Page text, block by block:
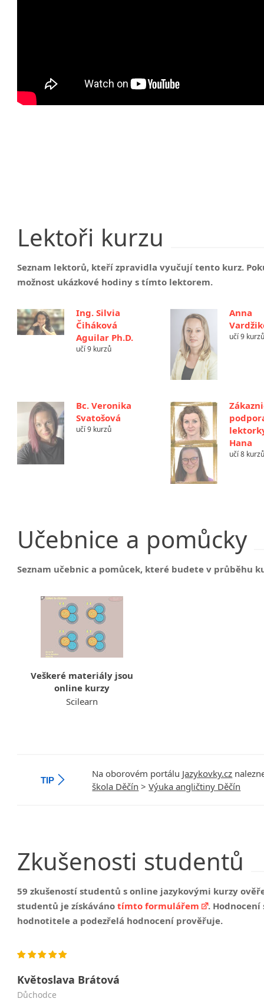
Lektoři kurzu
Seznam lektorů, kteří zpravidla vyučují tento kurz.
možnost ukázkové hodiny s tímto lektorem.
Ing. Silvia
Čiháková
Aguilar Ph.D.
učí 9 kurzů
Anna
učí 9
Bc. Veronika
Svatošová
učí 9 kurzů
Hana
učí 8
Učebnice a pomůcky
Seznam učebnic a pomůcek, které budete v průběhu
Veškeré materiály jsou
online kurzy
Scilearn
TIP
Na oborovém portálu Jazykovky.cz
škola Děčín >Výuka angličtiny Děčín
Zkušenosti studentů
59 zkušeností studentů s online jazykovými kurzy
studentů je získávánotímto formulářem .
hodnotitele a podezřelá hodnocení prověřuje.
Květoslava Brátová
důchodce